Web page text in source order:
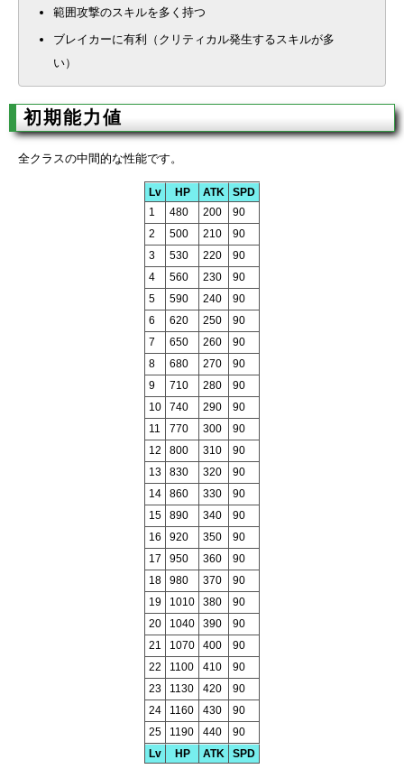
範囲攻撃のスキルを多く持つ
ブレイカーに有利（クリティカル発生するスキルが多
い）
初期能力値
全クラスの中間的な性能です。
Lv HP ATK
SPD
1
480 200
90
2
500 210
90
3
530 220
90
4
560 230
90
5
590 240
90
6
620 250
90
7
650 260
90
8
680 270
90
9
710 280
90
10
740 290
90
11
770 300
90
12
800 310
90
13
830 320
90
14
860 330
90
15
890 340
90
16
920 350
90
17
950 360
90
18
980 370
90
19
1010 380
90
20
1040 390
90
21
1070 400
90
22
1100 410
90
23
1130 420
90
24
1160 430
90
25
1190 440
90
Lv
HP ATK SPD